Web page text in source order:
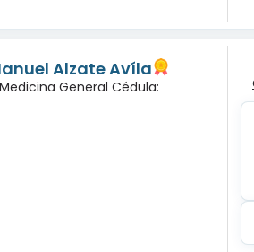
Alzate Avíla
General Cédula: